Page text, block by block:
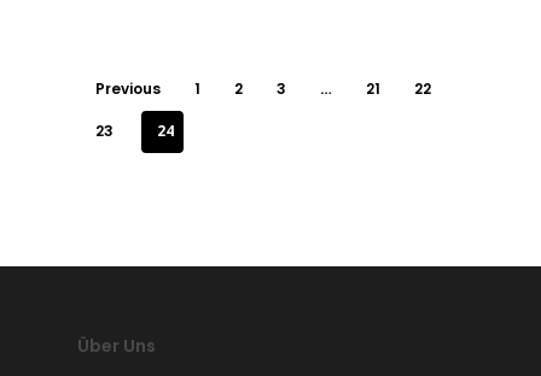
Previous 1 2 3 … 21 22
23 24
Über Uns